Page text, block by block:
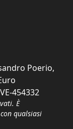
Poerio,
454332
È
qualsiasi